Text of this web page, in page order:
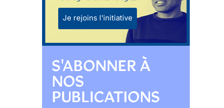
Je rejoins l'initiative
S'ABONNER À
NOS
PUBLICATIONS